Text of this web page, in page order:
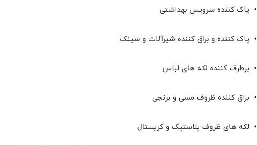
• پاک کننده سرویس بهداشتی
• پاک کننده و براق کننده شیرآلات و سینک
• برطرف کننده لکه های لباس
• براق کننده ظروف مسی و برنجی
• لکه های ظروف پلاستیک و کریستال